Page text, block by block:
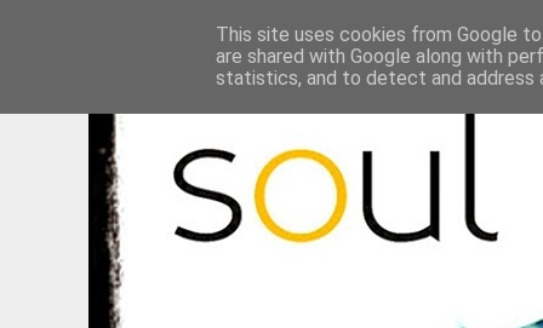
This site uses cookies from Google
are shared with Google along with
statistics, and to detect and address